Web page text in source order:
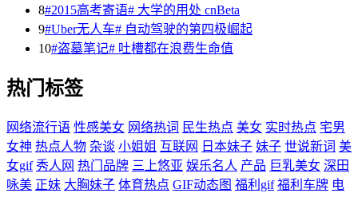
8#2015高考寄语# 大学的用处 cnBeta
9#Uber无人车# 自动驾驶的第四极崛起
10#盗墓笔记# 吐槽都在浪费生命值
热门标签
网络流行语 性感美女 网络热词 民生热点 美女 实时热点 宅男
女神 热点人物 杂谈 小姐姐 互联网 日本妹子 妹子 世说新词 美
女gif 秀人网 热门品牌 三上悠亚 娱乐名人 产品 巨乳美女 深田
咏美 正妹 大胸妹子 体育热点 GIF动态图 福利gif 福利车牌 电